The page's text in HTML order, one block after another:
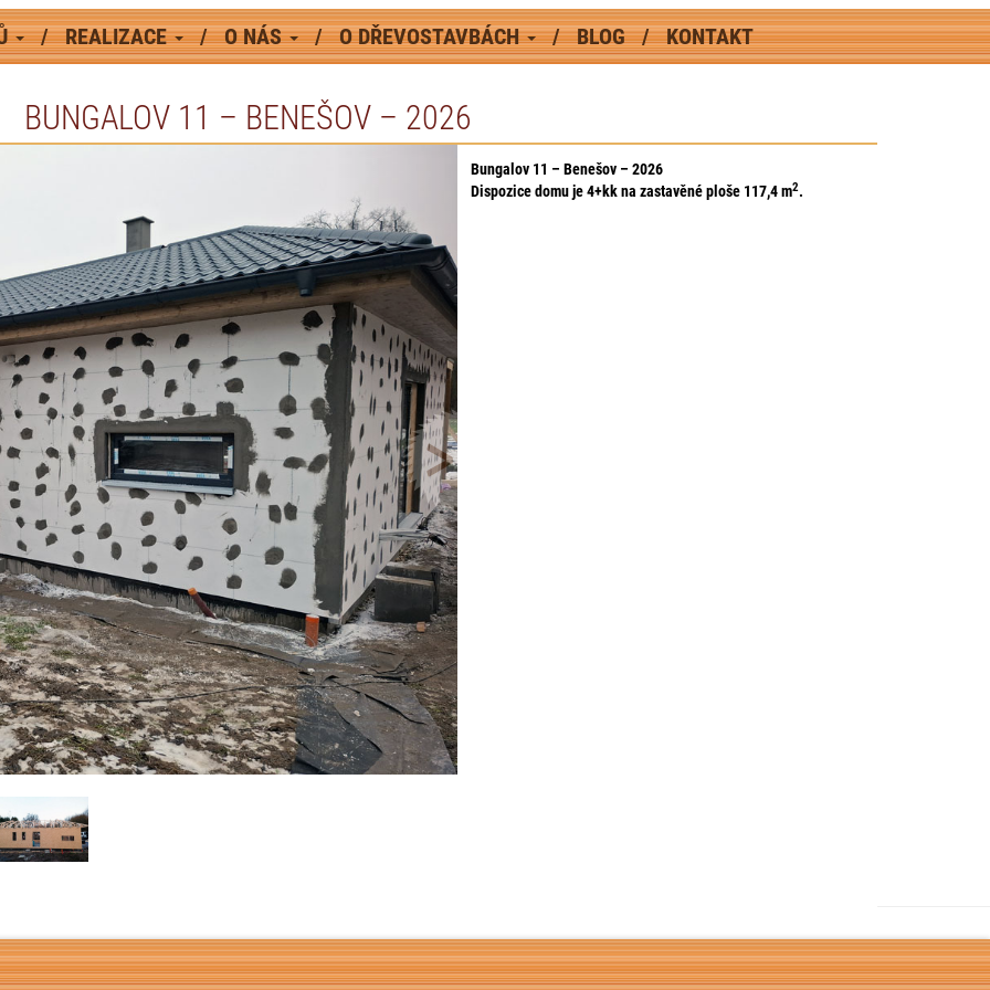
REALIZACE O NÁS O DŘEVOSTAVBÁCH BLOG KONTAKT
BUNGALOV 11 – BENEŠOV – 2026
Bungalov 11 – Benešov – 2026
Dispozice domu je 4+kk na zastavěné ploše 117,4m2.